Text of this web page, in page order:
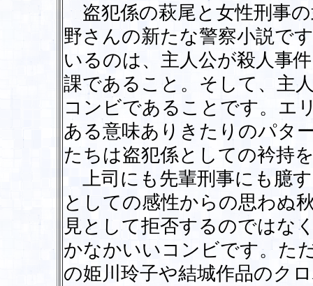
盗犯係の萩尾と女性刑事
野さんの新たな警察小説で
いるのは、主人公が殺人事
課であること。そして、主
コンビであることです。エ
ある意味ありきたりのパタ
たちは盗犯係としての衿持
上司にも先輩刑事にも臆
としての感性からの思わぬ
見として拒否するのではな
かなかいいコンビです。た
の姫川玲子や結城作品のク